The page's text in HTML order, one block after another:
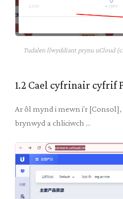
Tudalen llwyddiant prynu uCloud
1.2 Cael cyfrinair cyfrif
Ar ôl mynd i mewn i'r
brynwyd a chliciwch ...